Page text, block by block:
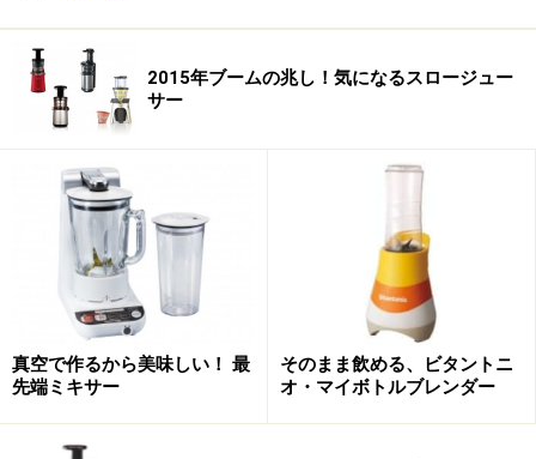
ューサーのメリットを実感しました。
2015年ブームの兆し！気になるスロージュー
サー
真空で作るから美味しい！ 最
先端ミキサー
そのまま飲める、ビタントニ
オ・マイボトルブレンダー